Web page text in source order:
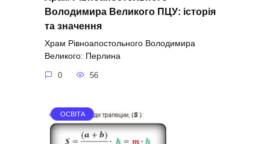
Володимира Великого ПЦУ: історія
та значення
Храм Рівноапостольного Володимира
Великого: Перлина
0 56
ОСВІТА